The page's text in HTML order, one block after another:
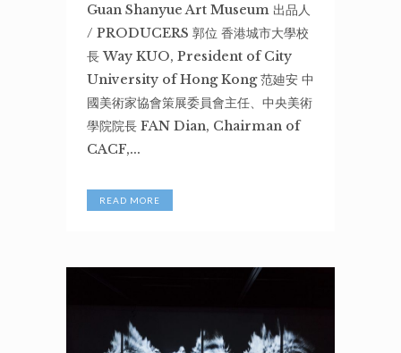
Guan Shanyue Art Museum 出品人
/ PRODUCERS 郭位 香港城市大學校
長 Way KUO, President of City
University of Hong Kong 范廸安 中
國美術家協會策展委員會主任、中央美術
學院院長 FAN Dian, Chairman of
CACF,...
READ MORE